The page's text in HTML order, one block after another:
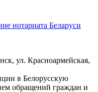
нотариата Беларуси
ул. Красноармейская,
в Белорусскую
обращений граждан и